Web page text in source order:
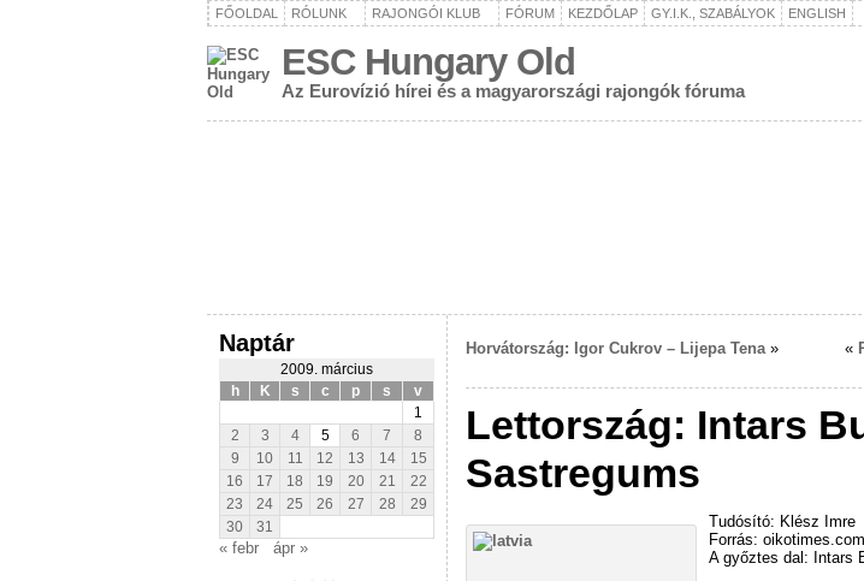
FŐOLDAL RÓLUNK RAJONGÓI KLUB FÓRUM KEZDŐLAP GY.I.K., SZABÁLYOK ENGLISH
ESC Hungary Old
Az Eurovízió hírei és a magyarországi rajongók fóruma
Naptár
2009. március
h
K s c p s
v
1
2
3 4 5 6 7
8
9
10 11 12 13 14
15
16
17 18 19 20 21
22
23
24 25 26 27 28
29
30
31
« febr ápr »
Horvátország: Igor Cukrov – Lijepa Tena» «
Lettország: Intars
Sastregums
Tudósító: Klész Imre
Forrás: oikotimes.com
A győztes dal: Intars